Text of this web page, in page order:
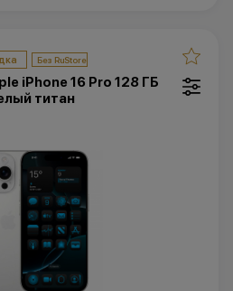
iPhone 16 Pro 128 ГБ
титан